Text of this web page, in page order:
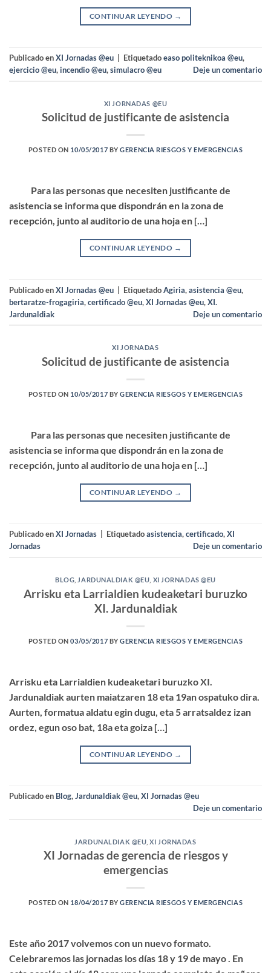
CONTINUAR LEYENDO →
Publicado enXI Jornadas @eu Etiquetadoeaso politeknikoa @eu,
ejercicio @eu,incendio @eu,simulacro @eu Deje un comentario
XI JORNADAS @EU
Solicitud de justificante de asistencia
POSTED ON 10/05/2017 BYGERENCIA RIESGOS Y EMERGENCIAS
Para las personas que necesiten justificante de
asistencia se informa que dispondrán en la zona de
recepción, junto al auditorio de una hoja en […]
CONTINUAR LEYENDO →
Publicado enXI Jornadas @eu EtiquetadoAgiria,asistencia @eu,
bertaratze-frogagiria,certificado @eu,XI Jornadas @eu,XI.
Jardunaldiak
Deje un comentario
XI JORNADAS
Solicitud de justificante de asistencia
POSTED ON 10/05/2017 BYGERENCIA RIESGOS Y EMERGENCIAS
Para las personas que necesiten justificante de
asistencia se informa que dispondrán en la zona de
recepción, junto al auditorio de una hoja en […]
CONTINUAR LEYENDO →
Publicado enXI Jornadas Etiquetadoasistencia,certificado,XI
Jornadas
Deje un comentario
BLOG JARDUNALDIAK @EU XI JORNADAS @EU
Arrisku eta Larrialdien kudeaketari buruzko
XI. Jardunaldiak
POSTED ON03/05/2017 BYGERENCIA RIESGOS Y EMERGENCIAS
Arrisku eta Larrialdien kudeaketari buruzko XI.
Jardunaldiak aurten maiatzaren 18 eta 19an ospatuko dira.
Aurten, formatua aldatu egin dugu, eta 5 arratsaldez izan
ordez, egun oso bat, 18a eta goiza […]
CONTINUAR LEYENDO →
Publicado en Blog,Jardunaldiak @eu,XI Jornadas @eu
Deje un comentario
JARDUNALDIAK @EU ,XI JORNADAS
XI Jornadas de gerencia de riesgos y
emergencias
POSTED ON 18/04/2017 BYGERENCIA RIESGOS Y EMERGENCIAS
Este año 2017 volvemos con un nuevo formato.
Celebraremos las jornadas los días 18 y 19 de mayo . En